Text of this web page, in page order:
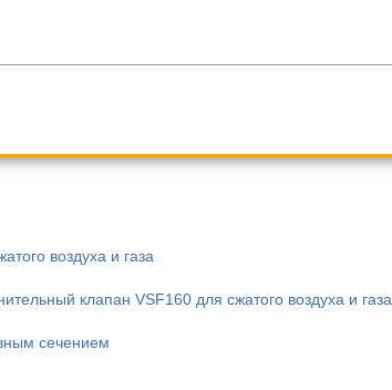
воздуха и газа
клапан VSF160 для сжатого воздуха и газа
сечением